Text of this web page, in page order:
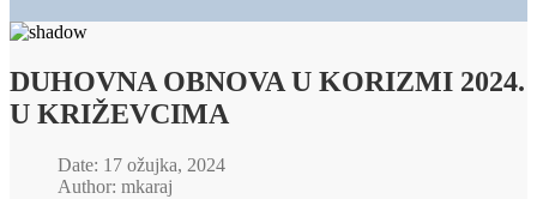
DUHOVNA OBNOVA U KORIZMI 2024.
U KRIŽEVCIMA
Date: 17 ožujka, 2024
Author: mkaraj